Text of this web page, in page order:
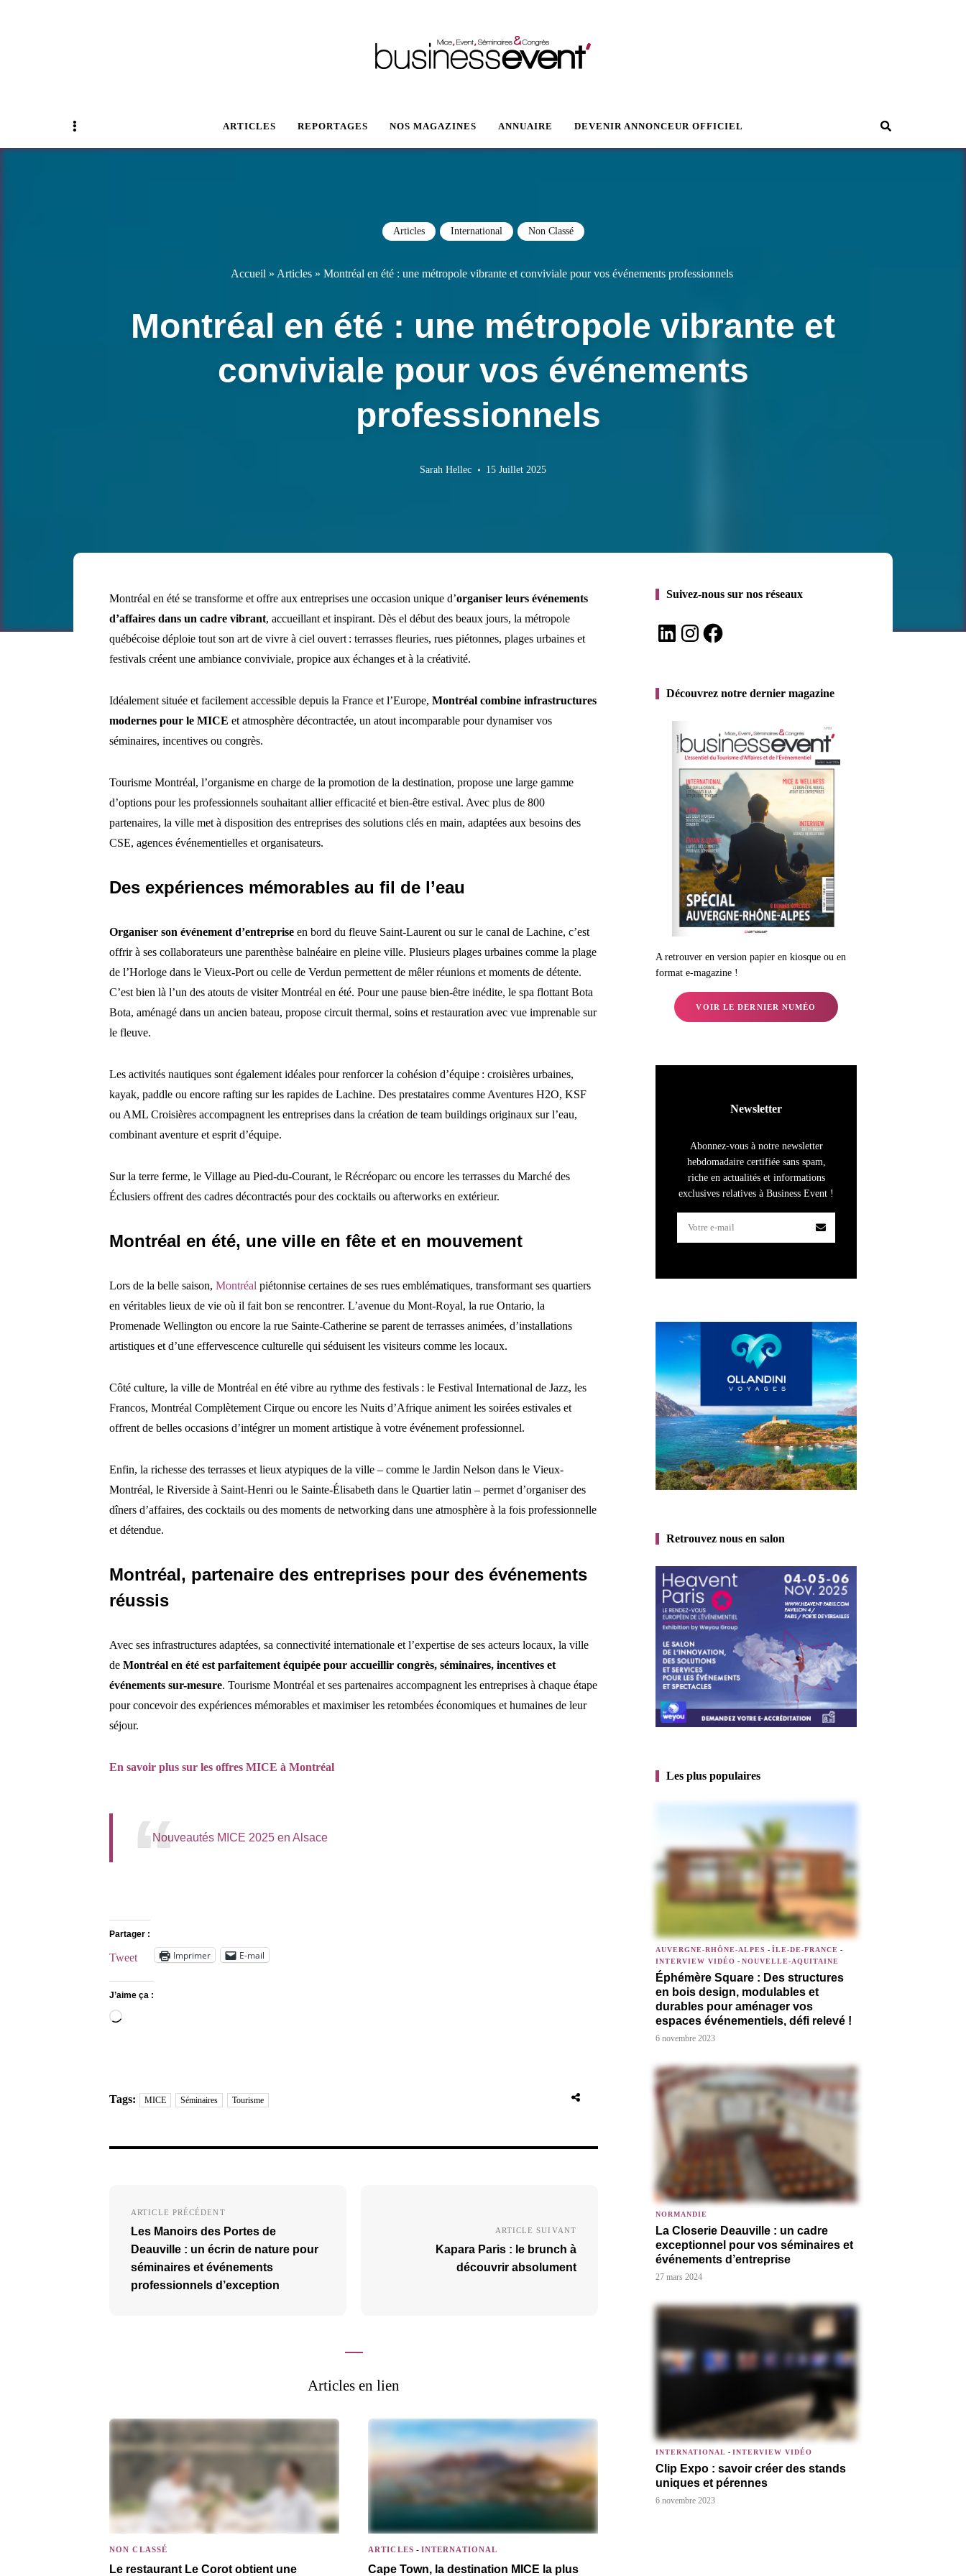
ARTICLES REPORTAGES NOS MAGAZINES ANNUAIRE DEVENIR ANNONCEUR OFFICIEL
Sidebar Recherche
Articles International Non Classé
Accueil » Articles» Montréal en été : une métropole vibrante et conviviale pour vos événements professionnels
Montréal en été : une métropole vibrante et
conviviale pour vos événements
professionnels
Sarah Hellec 15 Juillet 2025
Montréal en été se transforme et offre aux entreprises une occasion unique d’organiser leurs événements
d’affaires dans un cadre vibrant, accueillant et inspirant. Dès el début des beaux jours, la métropole
québécoise déploie tout son art de vivre à ciel ouvert : terrasses fleuries, rues piétonnes, plages urbaines et
festivals créent une ambiance conviviale, propice aux échanges et à la créativité.
Idéalement située et facilement accessible depuis la France et l’Europe, Montréal combine infrastructures
modernes pour le MICE et atmosphère décontractée, un atout incomparable pour dynamiser vos
séminaires, incentives ou congrès.
Tourisme Montréal, l’organisme en charge de la promotion de la destination, propose une large gamme
d’options pour les professionnels souhaitant allier efficacité et bien-être estival. Avec plus de 800
partenaires, la ville met à disposition des entreprises des solutions clés en main, adaptées aux besoins des
CSE, agences événementielles et organisateurs.
Des expériences mémorables au fil de l’eau
Organiser son événement d’entreprise en bord du fleuve Saint-Laurent ou sur le canal de Lachine, c’est
offrir à ses collaborateurs une parenthèse balnéaire en pleine ville. Plusieurs plages urbaines comme la plage
de l’Horloge dans le Vieux-Port ou celle de Verdun permettent de mêler réunions et moments de détente.
C’est bien là l’un des atouts de visiter Montréal en été. Pour une pause bien-être inédite, le spa flottant Bota
Bota, aménagé dans un ancien bateau, propose circuit thermal, soins et restauration avec vue imprenable sur
le fleuve.
Les activités nautiques sont également idéales pour renforcer la cohésion d’équipe : croisières urbaines,
kayak, paddle ou encore rafting sur les rapides de Lachine. Des prestataires comme Aventures H2O, KSF
ou AML Croisières accompagnent les entreprises dans la création de team buildings originaux sur l’eau,
combinant aventure et esprit d’équipe.
Sur la terre ferme, le Village au Pied-du-Courant, le Récréoparc ou encore les terrasses du Marché des
Éclusiers offrent des cadres décontractés pour des cocktails ou afterworks en extérieur.
Montréal en été, une ville en fête et en mouvement
Lors de la belle saison, Montréal piétonnise certaines de ses rues emblématiques, transformant ses quartiers
en véritables lieux de vie où il fait bon se rencontrer. L’avenue du Mont-Royal, la rue Ontario, la
Promenade Wellington ou encore la rue Sainte-Catherine se parent de terrasses animées, d’installations
artistiques et d’une effervescence culturelle qui séduisent les visiteurs comme les locaux.
Côté culture, la ville de Montréal en été vibre au rythme des festivals : le Festival International de Jazz, les
Francos, Montréal Complètement Cirque ou encore les Nuits d’Afrique animent les soirées estivales et
offrent de belles occasions d’intégrer un moment artistique à votre événement professionnel.
Enfin, la richesse des terrasses et lieux atypiques de la ville – comme le Jardin Nelson dans le Vieux-
Montréal, le Riverside à Saint-Henri ou le Sainte-Élisabeth dans le Quartier latin – permet d’organiser des
dîners d’affaires, des cocktails ou des moments de networking dans une atmosphère à la fois professionnelle
et détendue.
Montréal, partenaire des entreprises pour des événements
réussis
Avec ses infrastructures adaptées, sa connectivité internationale et l’expertise de ses acteurs locaux, la ville
de Montréal en été est parfaitement équipée pour accueillir congrès, séminaires, incentives et
événements sur-mesure. Tourisme Montréal et ses partenaires accompagnent les entreprises à chaque étape
pour concevoir des expériences mémorables et maximiser les retombées économiques et humaines de leur
séjour.
En savoir plus sur les offres MICE à Montréal
Nouveautés MICE 2025 en Alsace
Partager :
Tweet Imprimer E-mail
J’aime ça :
Chargement…
Tags: MICE Séminaires Tourisme
l’article
ARTICLE PRÉCÉDENT
Les Manoirs des Portes de
Deauville : un écrin de nature pour
séminaires et événements
professionnels d’exception
ARTICLE SUIVANT
Kapara Paris : le brunch à
découvrir absolument
Articles en lien
NON CLASSÉ
Le restaurant Le Corot obtient une
ARTICLES - INTERNATIONAL
Cape Town, la destination MICE la plus
Suivez-nous sur nos réseaux
LinkedInInstagramFacebook
Découvrez notre dernier magazine
A retrouver en version papier en kiosque ou en
format e-magazine !
VOIR LE DERNIER NUMÉO
Newsletter
Abonnez-vous à notre newsletter
hebdomadaire certifiée sans spam,
riche en actualités et informations
exclusives relatives à Business Event !
Retrouvez nous en salon
Les plus populaires
AUVERGNE-RHÔNE-ALPES - ÎLE-DE-FRANCE -
INTERVIEW VIDÉO - NOUVELLE-AQUITAINE
Éphémère Square : Des structures
en bois design, modulables et
durables pour aménager vos
espaces événementiels, défi relevé !
6 novembre 2023
NORMANDIE
La Closerie Deauville : un cadre
exceptionnel pour vos séminaires et
événements d’entreprise
27 mars 2024
INTERNATIONAL - INTERVIEW VIDÉO
Clip Expo : savoir créer des stands
uniques et pérennes
6 novembre 2023